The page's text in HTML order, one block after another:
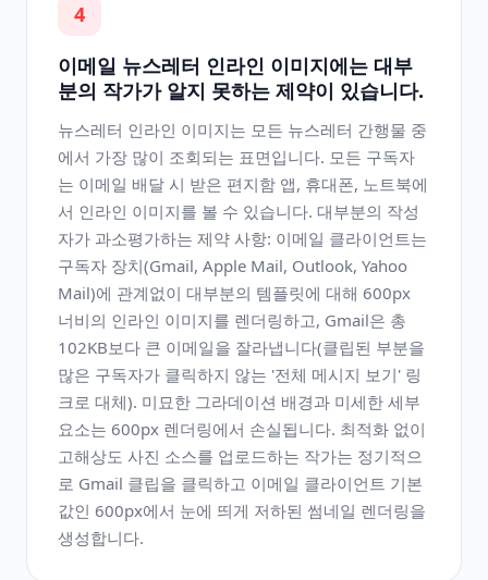
4
이메일 뉴스레터 인라인 이미지에는 대부
분의 작가가 알지 못하는 제약이 있습니다.
뉴스레터 인라인 이미지는 모든 뉴스레터 간행물 중
에서 가장 많이 조회되는 표면입니다. 모든 구독자
는 이메일 배달 시 받은 편지함 앱, 휴대폰, 노트북에
서 인라인 이미지를 볼 수 있습니다. 대부분의 작성
자가 과소평가하는 제약 사항: 이메일 클라이언트는
구독자 장치(Gmail, Apple Mail, Outlook, Yahoo
Mail)에 관계없이 대부분의 템플릿에 대해 600px
너비의 인라인 이미지를 렌더링하고, Gmail은 총
102KB보다 큰 이메일을 잘라냅니다(클립된 부분을
많은 구독자가 클릭하지 않는 '전체 메시지 보기' 링
크로 대체). 미묘한 그라데이션 배경과 미세한 세부
요소는 600px 렌더링에서 손실됩니다. 최적화 없이
고해상도 사진 소스를 업로드하는 작가는 정기적으
로 Gmail 클립을 클릭하고 이메일 클라이언트 기본
값인 600px에서 눈에 띄게 저하된 썸네일 렌더링을
생성합니다.